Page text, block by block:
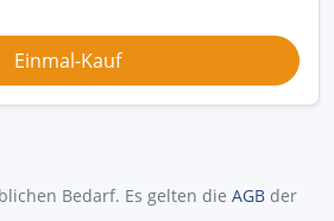
Bedarf. Es gelten die AGB der